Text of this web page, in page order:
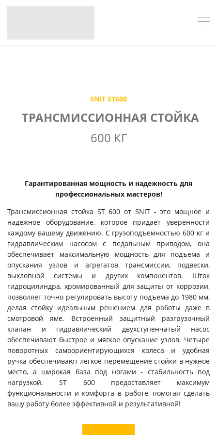
SNIT ST600
ТРАНСМИССИОННАЯ СТОЙКА
600 КГ
Гарантированная мощность и надежность для
профессиональных мастеров!
Трансмиссионная стойка ST 600 от SNIT - это мощное и
надежное оборудование, которое придает уверенности
каждому вашему движению. С грузоподъемностью 600 кг и
гидравлическим насосом с педальным приводом, она
обеспечивает максимальную мощность для подъема и
опускания узлов и агрегатов трансмиссии, подвески,
выхлопной системы и других компонентов. Шток
гидроцилиндра, хромированный для защиты от коррозии,
позволяет точно регулировать высоту подъема до 1980 мм,
делая стойку идеальным решением для работы даже в
смотровой яме. Встроенный защитный разгрузочный
клапан и гидравлический двухступенчатый насос
обеспечивают быстрое и мягкое опускание узлов. Четыре
поворотных самоориентирующихся колеса и удобная
ручка обеспечивают легкое перемещение стойки в нужное
место, а широкая база под ногами - стабильность под
нагрузкой. ST 600 предоставляет максимум
функциональности и комфорта в работе, помогая сделать
вашу работу более эффективной и результативной!